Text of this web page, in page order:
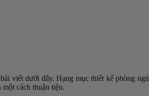
viết dưới đây. Hạng mục thiết kế phòng
cách thuận tiện.